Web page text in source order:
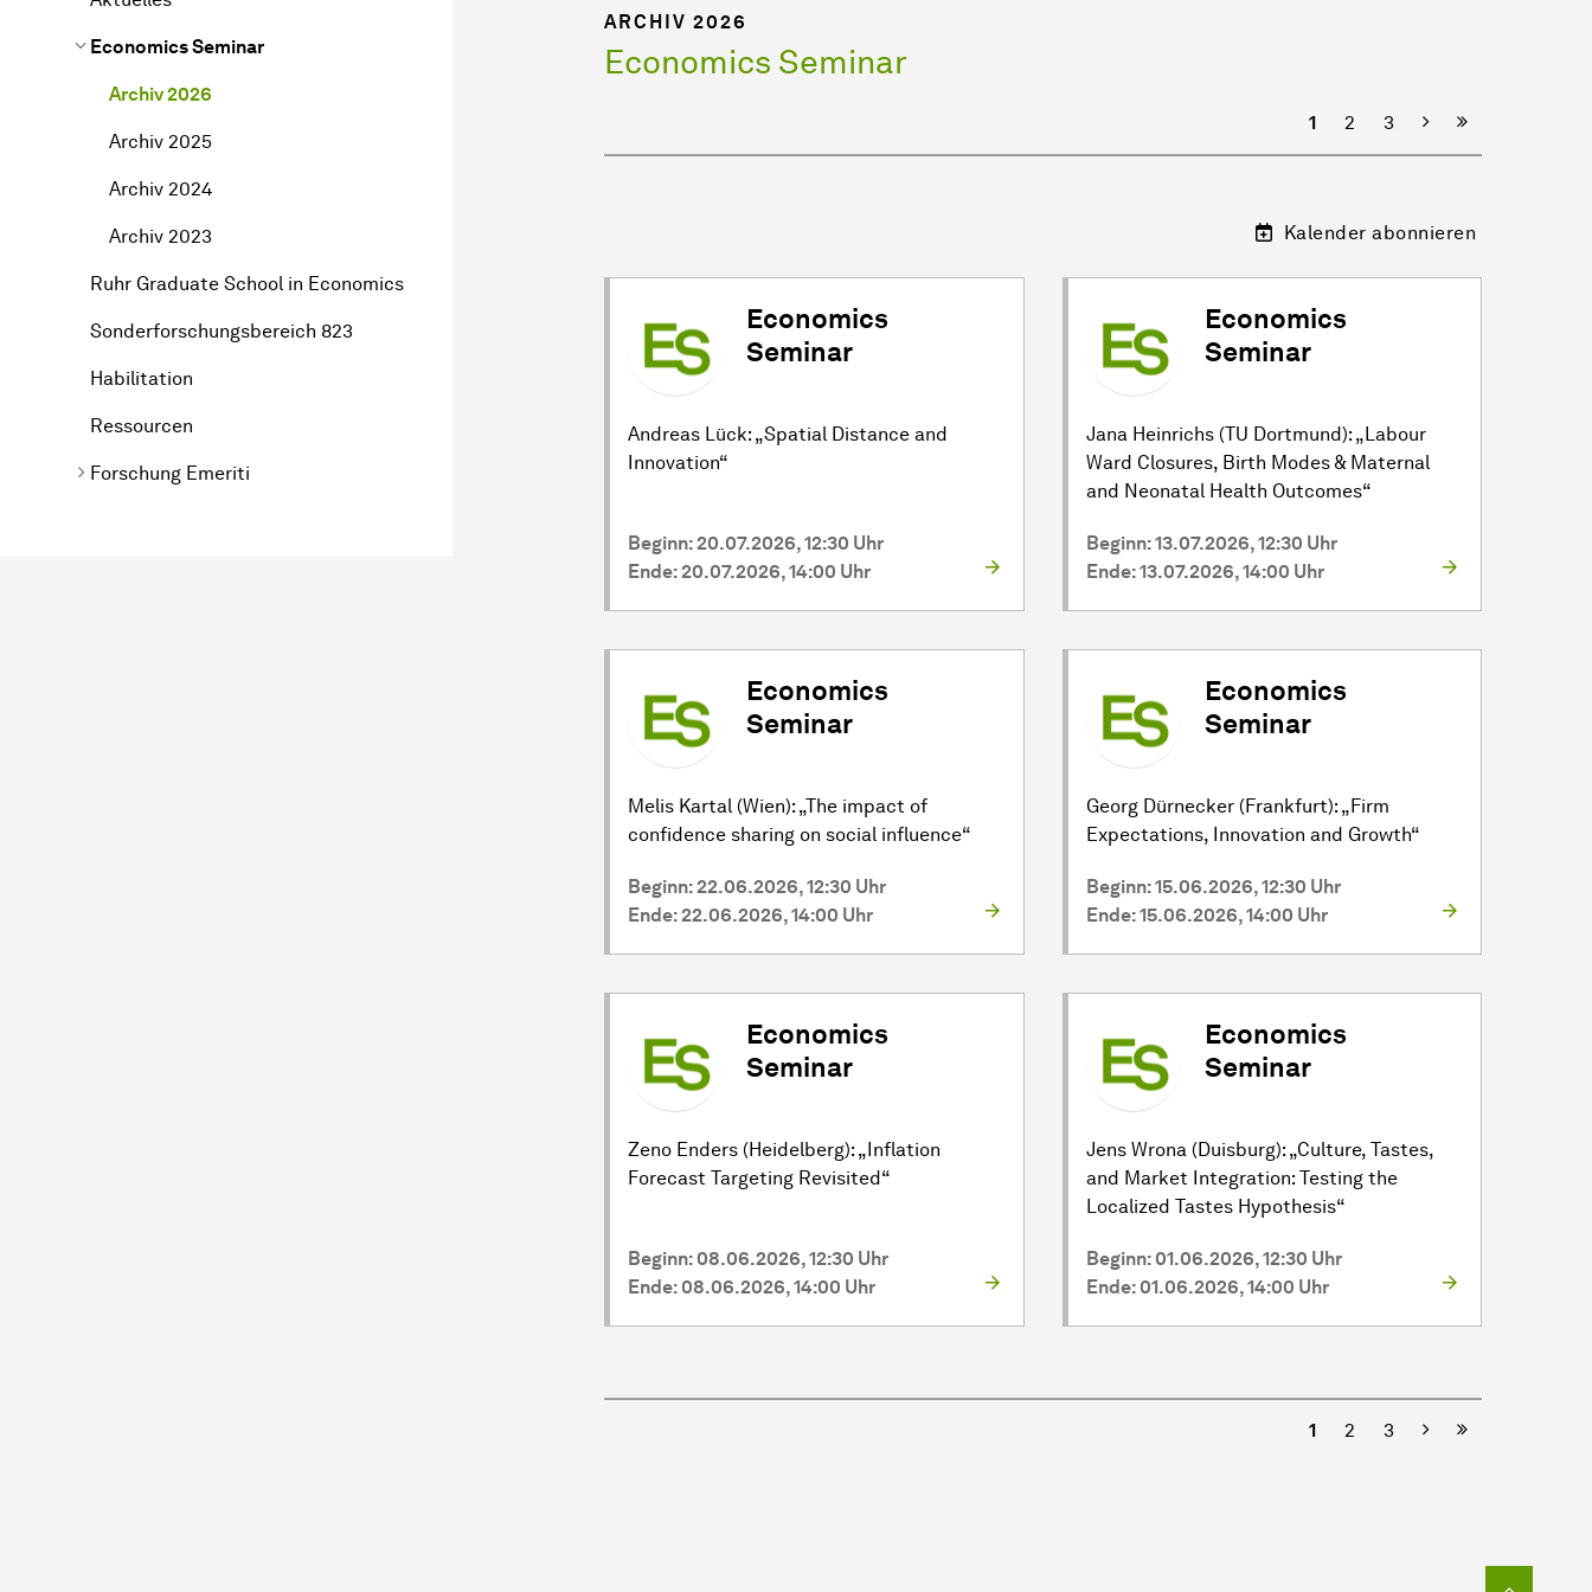
Economics Seminar
Archiv 2026
Archiv 2025
Archiv 2024
Archiv 2023
Ruhr Graduate School in Economics
Sonderforschungsbereich 823
Habilitation
Ressourcen
Forschung Emeriti
ARCHIV 2026
Economics Seminar
1 2 3 Nächste
Kalender abonnieren
Economics
Seminar
Andreas Lück: „Spatial Distance and
Innovation“
Beginn: 20.07.2026, 12:30 Uhr
Ende: 20.07.2026, 14:00 Uhr
Economics
Seminar
Jana Heinrichs (TU Dortmund): „Labour
Ward Closures, Birth Modes & Maternal
and Neonatal Health Outcomes“
Beginn: 13.07.2026, 12:30 Uhr
Ende: 13.07.2026, 14:00 Uhr
Economics
Seminar
Melis Kartal (Wien): „The impact of
confidence sharing on social influence“
Beginn: 22.06.2026, 12:30 Uhr
Ende: 22.06.2026, 14:00 Uhr
Economics
Seminar
Georg Dürnecker (Frankfurt): „Firm
Expectations, Innovation and Growth“
Beginn: 15.06.2026, 12:30 Uhr
Ende: 15.06.2026, 14:00 Uhr
Economics
Seminar
Zeno Enders (Heidelberg): „Inflation
Forecast Targeting Revisited“
Beginn: 08.06.2026, 12:30 Uhr
Ende: 08.06.2026, 14:00 Uhr
Economics
Seminar
Jens Wrona (Duisburg): „Culture, Tastes,
and Market Integration: Testing the
Localized Tastes Hypothesis“
Beginn: 01.06.2026, 12:30 Uhr
Ende: 01.06.2026, 14:00 Uhr
1 2 3 Nächste